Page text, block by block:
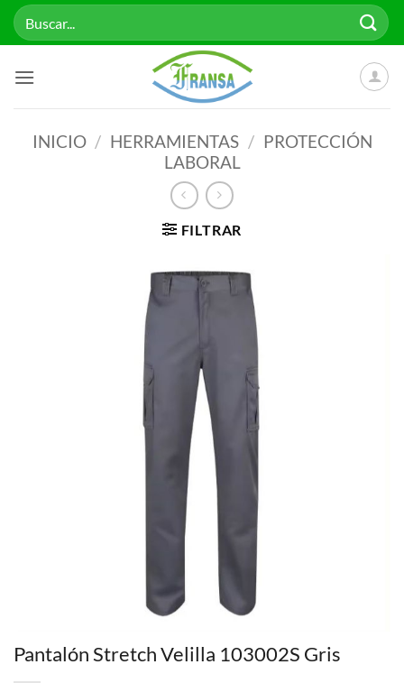
Saltar
Buscar
por:
INICIO / HERRAMIENTAS / PROTECCIÓN
LABORAL
FILTRAR
Pantalón Stretch Velilla 103002S Gris